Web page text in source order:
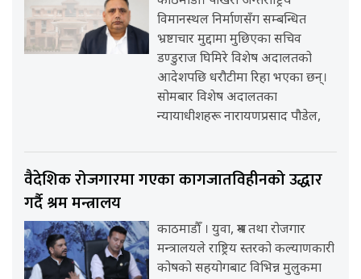
विमानस्थल निर्माणसँग सम्बन्धित
भ्रष्टाचार मुद्दामा मुछिएका सचिव
डण्डुराज घिमिरे विशेष अदालतको
आदेशपछि धरौटीमा रिहा भएका छन्।
सोमबार विशेष अदालतका
न्यायाधीशहरू नारायणप्रसाद पौडेल,
वैदेशिक रोजगारमा गएका कागजातविहीनको उद्धार
गर्दै श्रम मन्त्रालय
काठमाडौँ । युवा, श्रम तथा रोजगार
मन्त्रालयले राष्ट्रिय स्तरको कल्याणकारी
कोषको सहयोगबाट विभिन्न मुलुकमा